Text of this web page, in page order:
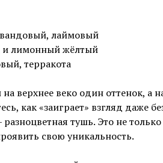
лаймовый
и лимонный жёлтый
терракота
верхнее веко один оттенок, а
как «заиграет» взгляд даже
тушь. Это не
свою уникальность.